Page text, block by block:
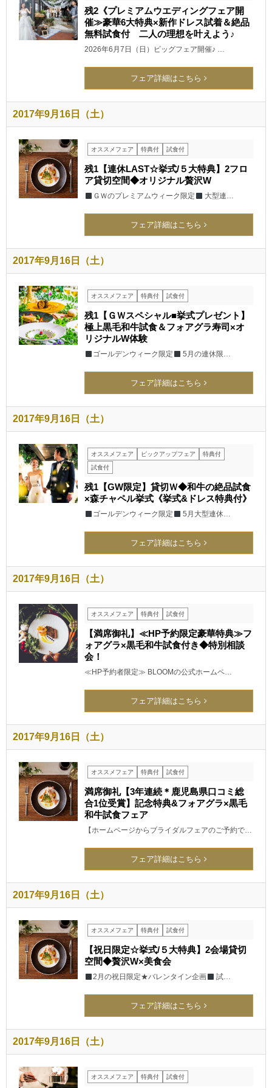
残2《プレミアムウエディングフェア開
催≫豪華6大特典×新作ドレス試着＆絶品
無料試食付 二人の理想を叶えよう♪
2026年6月7日（日）ビッグフェア開催♪ …
フェア詳細はこちら
2017年9月16日（土）
オススメフェア 特典付 試食付
残1【連休LAST☆挙式/５大特典】2フロ
ア貸切空間◆オリジナル贅沢W
ＧＷのプレミアムウィーク限定 大型連…
フェア詳細はこちら
2017年9月16日（土）
オススメフェア 特典付 試食付
残1【ＧＷスペシャル■挙式プレゼント】
極上黒毛和牛試食＆フォアグラ寿司×オ
リジナルW体験
ゴールデンウィーク限定 5月の連休限…
フェア詳細はこちら
2017年9月16日（土）
オススメフェア ピックアップフェア
特典付
試食付
残1【GW限定】貸切Ｗ◆和牛の絶品試食
×森チャペル挙式《挙式&ドレス特典付》
ゴールデンウィーク限定 5月大型連休…
フェア詳細はこちら
2017年9月16日（土）
オススメフェア 特典付 試食付
【満席御礼】≪HP予約限定豪華特典≫フ
ォアグラ×黒毛和牛試食付き◆特別相談
会！
≪HP予約者限定≫ BLOOMの公式ホームペ…
フェア詳細はこちら
2017年9月16日（土）
オススメフェア 特典付 試食付
満席御礼【3年連続＊鹿児島県口コミ総
合1位受賞】記念特典&フォアグラ×黒毛
和牛試食フェア
【ホームページからブライダルフェアのご予約で…
フェア詳細はこちら
2017年9月16日（土）
オススメフェア 特典付 試食付
【祝日限定☆挙式/５大特典】2会場貸切
空間◆贅沢W×美食会
2月の祝日限定★バレンタイン企画 試…
フェア詳細はこちら
2017年9月16日（土）
オススメフェア 特典付 試食付